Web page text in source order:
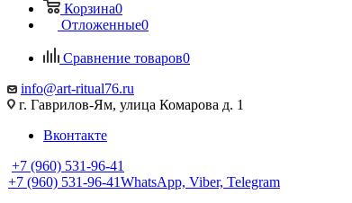
Корзина0
Отложенные0
Сравнение товаров0
info@art-ritual76.ru
г. Гаврилов-Ям, улица Комарова д. 1
Вконтакте
+7 (960) 531-96-41
+7 (960) 531-96-41WhatsApp, Viber, Telegram